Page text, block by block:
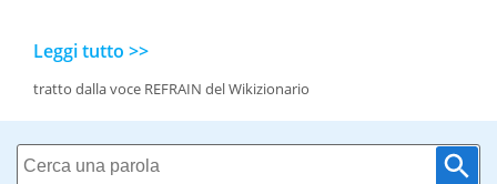
Leggi tutto >>
tratto dalla voce REFRAIN del Wikizionario